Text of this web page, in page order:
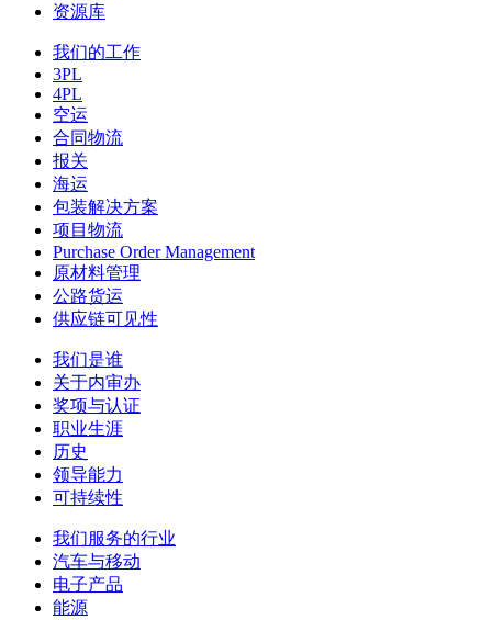
资源库
我们的工作
3PL
4PL
空运
合同物流
报关
海运
包装解决方案
项目物流
Purchase Order Management
原材料管理
公路货运
供应链可见性
我们是谁
关于内审办
奖项与认证
职业生涯
历史
领导能力
可持续性
我们服务的行业
汽车与移动
电子产品
能源